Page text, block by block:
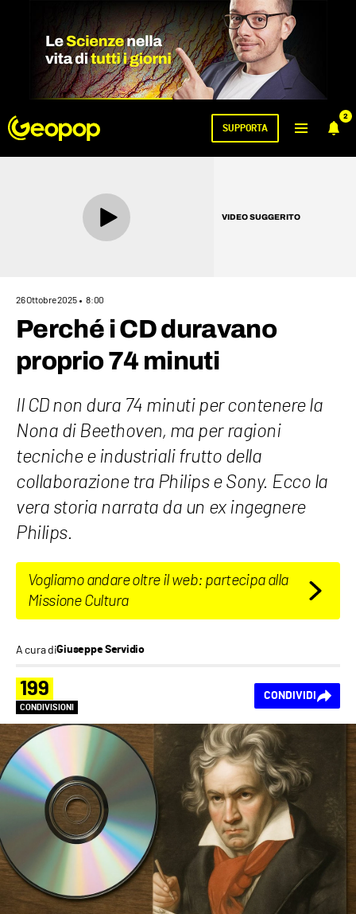
2
SUPPORTA
VIDEO SUGGERITO
26 Ottobre 2025 8:00
Perché i CD duravano
proprio 74 minuti
Il CD non dura 74 minuti per contenere la
Nona di Beethoven, ma per ragioni
tecniche e industriali frutto della
collaborazione tra Philips e Sony. Ecco la
vera storia narrata da un ex ingegnere
Philips.
Vogliamo andare oltre il web: partecipa alla
Missione Cultura
A cura diGiuseppe Servidio
199
CONDIVISIONI
CONDIVIDI